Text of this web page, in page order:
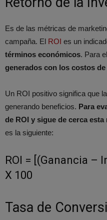
Es de las métricas de
campaña. El ROI es un
términos económicos. Para
generados con los costos de
Un ROI positivo significa que
generando beneficios. Para
de ROI y sigue de cerca esta
es la siguiente:
ROI = [(Ganancia –
X 100
Tasa de